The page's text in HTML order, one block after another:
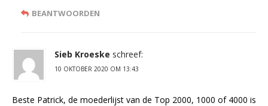
BEANTWOORDEN
Sieb Kroeske schreef:
10 OKTOBER 2020 OM 13:43
Beste Patrick, de moederlijst van de Top 2000, 1000 of 4000 is